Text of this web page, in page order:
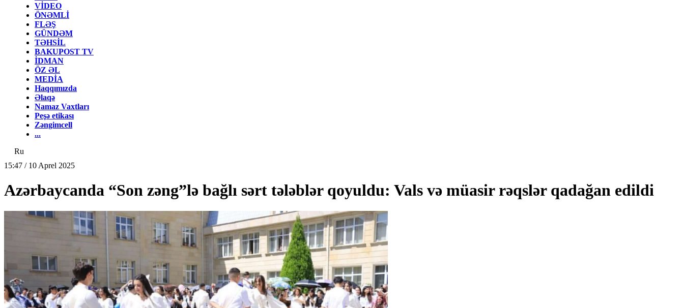
VİDEO
ÖNƏMLİ
FLƏŞ
GÜNDƏM
TƏHSİL
BAKUPOST TV
İDMAN
ÖZ ƏL
MEDİA
Haqqımızda
Əlaqə
Namaz Vaxtları
Peşə etikası
Zəngimcell
...
Ru
15:47 / 10 Aprel 2025
Azərbaycanda “Son zəng”lə bağlı sərt tələblər qoyuldu: Vals və müasir rəqslər qadağan edildi